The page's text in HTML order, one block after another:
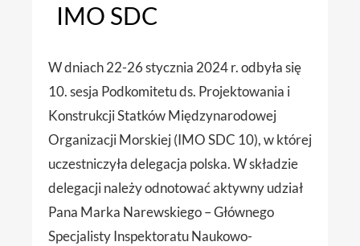
IMO SDC
W dniach 22-26 stycznia 2024 r. odbyła się
10. sesja Podkomitetu ds. Projektowania i
Konstrukcji Statków Międzynarodowej
Organizacji Morskiej (IMO SDC 10), w której
uczestniczyła delegacja polska. W składzie
delegacji należy odnotować aktywny udział
Pana Marka Narewskiego – Głównego
Specjalisty Inspektoratu Naukowo-